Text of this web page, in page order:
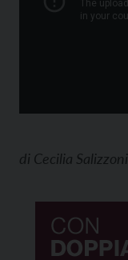
di Cecilia Salizzoni